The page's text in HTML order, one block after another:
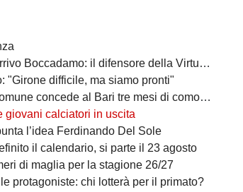
il difensore della Virtus Entella verso il prestito in gialloblù
"Girone difficile, ma siamo pronti"
al Bari tre mesi di comodato d’uso precario: i dettagli
giovani calciatori in uscita
l’idea Ferdinando Del Sole
il calendario, si parte il 23 agosto
di maglia per la stagione 26/27
protagoniste: chi lotterà per il primato?